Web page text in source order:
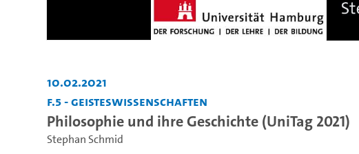
10.02.2021
F.5 - Geisteswissenschaften
Philosophie und ihre Geschichte (UniTag 2021)
Stephan Schmid